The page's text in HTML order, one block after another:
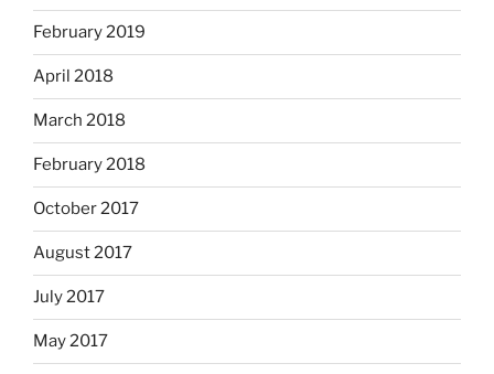
February 2019
April 2018
March 2018
February 2018
October 2017
August 2017
July 2017
May 2017